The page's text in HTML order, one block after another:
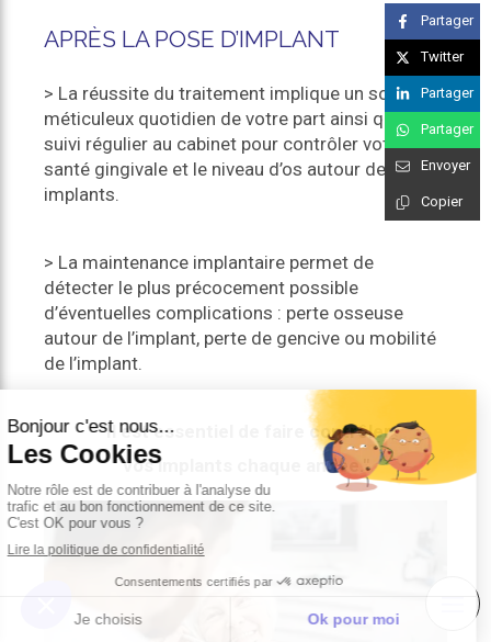
APRÈS LA POSE D’IMPLANT
> La réussite du traitement implique un soin
méticuleux quotidien de votre part ainsi qu’un
suivi régulier au cabinet pour contrôler votre
santé gingivale et le niveau d’os autour de vos
implants.
> La maintenance implantaire permet de
détecter le plus précocement possible
d’éventuelles complications : perte osseuse
autour de l’implant, perte de gencive ou mobilité
de l’implant.
"Il est essentiel de faire contrôler
vos implants chaque année."
Partager
Twitter
Partager
Partager
Envoyer
Copier